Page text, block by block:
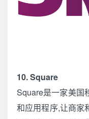
10. Square
Square是一家美国
和应用程序,让商家